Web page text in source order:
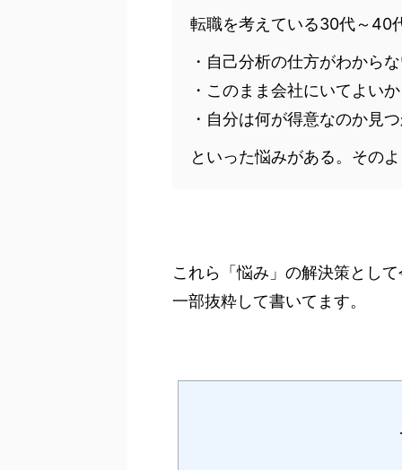
転職を考えている30代～40
・自己分析の仕方がわから
・このまま会社にいてよい
・自分は何が得意なのか見
といった悩みがある。その
これら「悩み」の解決策とし
一部抜粋して書いてます。